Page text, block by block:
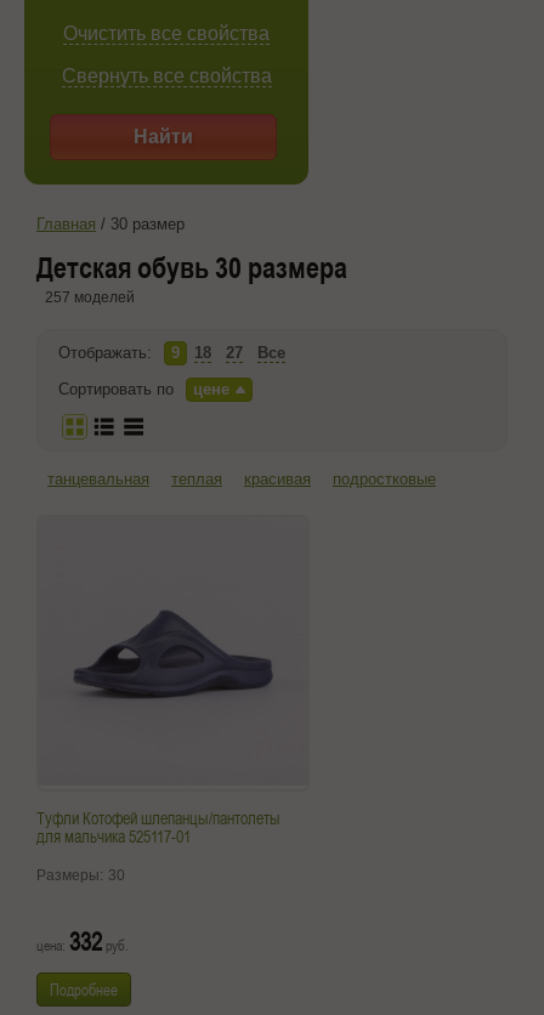
Очистить все свойства
Свернуть все свойства
Найти
Главная / 30 размер
Детская обувь 30 размера
257 моделей
Отображать: 9 18 27
Все
Сортировать по
цене
танцевальная теплая красивая подростковые
Туфли Котофей шлепанцы/пантолеты
для мальчика 525117-01
Размеры: 30
цена: 332 руб.
Подробнее